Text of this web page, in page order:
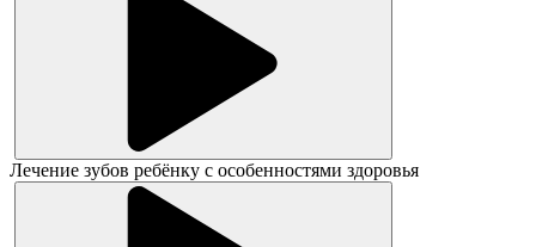
Лечение зубов ребёнку с особенностями здоровья